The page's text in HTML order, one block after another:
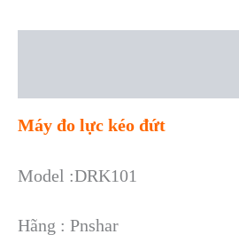
Máy đo lực kéo đứt
Model :DRK101
Hãng : Pnshar